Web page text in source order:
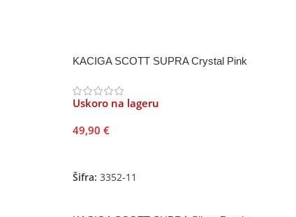
KACIGA SCOTT SUPRA Crystal Pink
Uskoro na lageru
49,90 €
Šifra: 3352-11